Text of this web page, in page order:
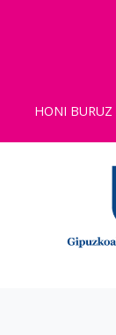
HONI BURUZ